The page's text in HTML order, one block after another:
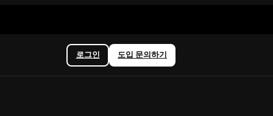
로그인 도입 문의하기